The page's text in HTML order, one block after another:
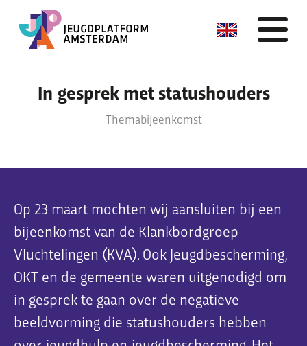
Meedoen
Zo kun je meedoen
Thema’s & verhalen
Thema’s waar we mee bezig zijn
Ervaringsverhalen
Nieuws
In gesprek met statushouders
Themabijeenkomst
Op 23 maart mochten wij aansluiten bij een
bijeenkomst van de Klankbordgroep
Vluchtelingen (KVA). Ook Jeugdbescherming,
OKT en de gemeente waren uitgenodigd om
in gesprek te gaan over de negatieve
beeldvorming die statushouders hebben